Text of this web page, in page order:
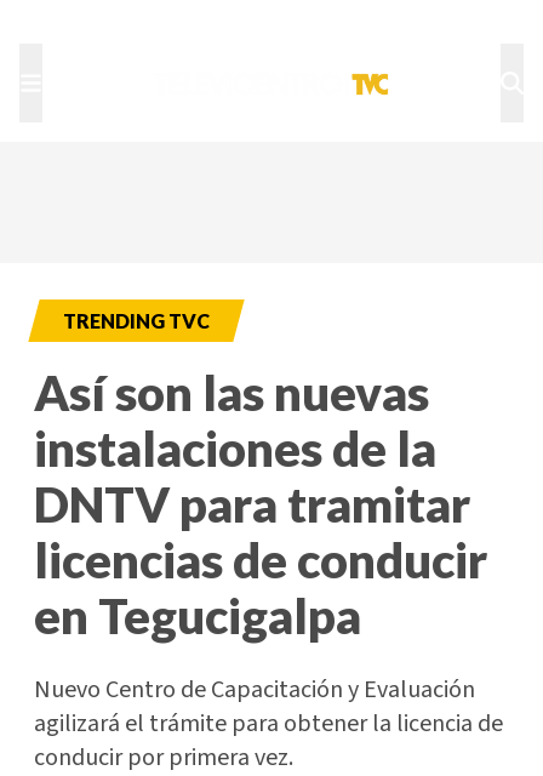
TRENDING TVC
Así son las nuevas
instalaciones de la
DNTV para tramitar
licencias de conducir
en Tegucigalpa
Nuevo Centro de Capacitación y Evaluación
agilizará el trámite para obtener la licencia de
conducir por primera vez.